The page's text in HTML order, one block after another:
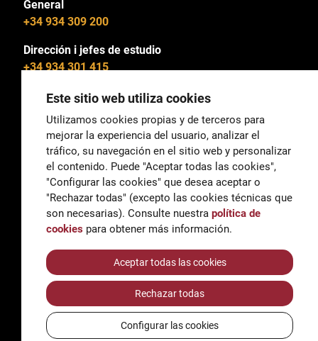
General
+34 934 309 200
Dirección i jefes de estudio
+34 934 301 415
General
correu@escoladeltreball.org
Información
informacio@escoladeltreball.org
Trámites de secretaría
AccessibilidadAviso legal y Política de Privacidad
Política de cookies
Créditos
Este sitio web utiliza cookies
Utilizamos cookies propias y de terceros para
mejorar la experiencia del usuario, analizar el
tráfico, su navegación en el sitio web y personalizar
el contenido. Puede "Aceptar todas las cookies",
"Configurar las cookies" que desea aceptar o
"Rechazar todas" (excepto las cookies técnicas que
son necesarias). Consulte nuestra política de
cookies para obtener más información.
Aceptar todas las cookies
Rechazar todas
Configurar las cookies